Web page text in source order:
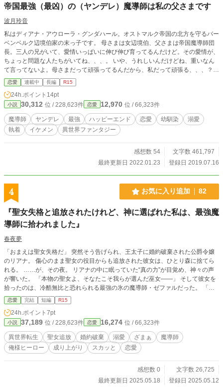
帝国最強（最凶）の（ヤンデレ）魔導師は私の父さまです
波月玲音
私はディアナ・アウローラ・グンダハール。オストマルク帝国の北方を守るバー
ベンベルク辺境伯家の末っ子です。 母さまは女辺境伯、父さまは帝国魔導師団
長。三人の兄がいて、愛情いっぱいに伸び伸び育ってるんだけど。その愛情が、
ちょっと問題な人たちがいてね、、、。 いや、うれしいんだけどね、重いなん
て言ってないよ。母さまだって頑張ってるんだから、私だって頑張る、、、？愛
情って頑張って受けるものだっけ？ これは愛する父親がヤンデレ最凶魔導師と
知ってしまった娘が、（はた迷惑な）溺愛を受けながら、それでも頑張って勉強
したり恋愛したりするお話、の予定。 ヤンデレの解釈がこれで合ってるのか疑
問ですが、、、。Ｒ１５は保険です。 本人が主役を張る前に、大人たちが動き
出してしまいましたが、一部の兄も暴走気味ですが、主役はあくまでディー、の
予定です。ただ、アルとエレオノーレにも色々言いたいことがあるようなので、
ひと段落ごとに、番外編を入れたいと思ってます。 ７月２９日、章名を『本編
い、番外編に変更しました。紛らわしくて申し訳ありません。
恋愛 連載中 長編 R15
24h.ポイント 14pt
小説 30,312 位 / 228,623件 恋愛 12,970 位 / 66,323件
魔導師 ヤンデレ 最強 ハッピーエンド 恋愛 幼馴染
溺愛
執着
イケメン 異世界ファンタジー
感想数 54
文字数 461,797
最終更新日 2022.01.23
登録日 2019.07.16
4 お気に入り追加 82
『聖女失格と追放されたけれど、神に選ばれた私は、最強魔
導師に拾われました』
春夜夢
「おまえは聖女失格だ」 突然そう告げられ、王太子に婚約破棄された公爵令嬢
のリアナ。 傷心のまま聖女の役目からも追放された彼女は、ひとり森に捨てら
れる。 ……が、その夜。 リアナの中に眠っていた“真の力”が目覚め、神々の声
が響いた。 「本物の聖女よ、そなたこそ我らが選んだ巫女――」 そして彼女を
拾ったのは、冷酷無比と恐れられる最強の氷の魔導師・ゼファルだった。 「俺
の妻になれ。……世界を共に壊そう」 偽物の聖女が残った王国。 裏切った王太
子たちをよそに、リアナの“真なる覚醒”が始まる──！
恋愛 完結 短編 R15
24h.ポイント 7pt
小説 37,189 位 / 228,623件 恋愛 16,274 位 / 66,323件
異世界転生 聖女追放 婚約破棄 溺愛 ざまぁ
魔導師
俺様ヒーロー
成り上がり スカッと 恋愛
感想数 0
文字数 26,725
最終更新日 2025.05.18
登録日 2025.05.12